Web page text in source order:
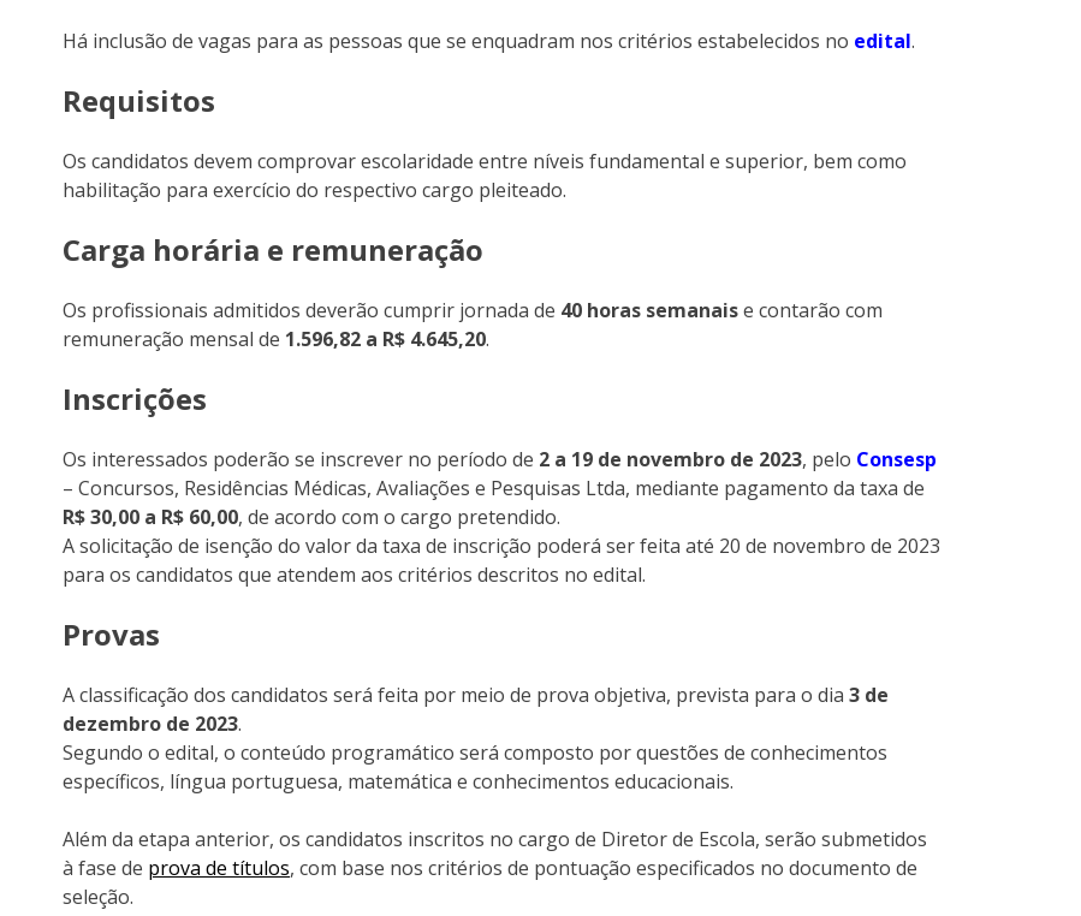
Há inclusão de vagas para as pessoas que se enquadram nos critérios estabelecidos no edital.
Requisitos
Os candidatos devem comprovar escolaridade entre níveis fundamental e superior, bem como
habilitação para exercício do respectivo cargo pleiteado.
Carga horária e remuneração
Os profissionais admitidos deverão cumprir jornada de 40 horas semanaise contarão com
remuneração mensal de 1.596,82 a R$ 4.645,20.
Inscrições
Os interessados poderão se inscrever no período de 2 a 19 de novembro de 2023, pelo Consesp
– Concursos, Residências Médicas, Avaliações e Pesquisas Ltda, mediante pagamento da taxa de
R$ 30,00 a R$ 60,00, de acordo com o cargo pretendido.
A solicitação de isenção do valor da taxa de inscrição poderá ser feita até 20 de novembro de 2023
para os candidatos que atendem aos critérios descritos no edital.
Provas
A classificação dos candidatos será feita por meio de prova objetiva, prevista para o dia 3 de
dezembro de 2023.
Segundo o edital, o conteúdo programático será composto por questões de conhecimentos
específicos, língua portuguesa, matemática e conhecimentos educacionais.
Além da etapa anterior, os candidatos inscritos no cargo de Diretor de Escola, serão submetidos
à fase de prova de títulos, com base nos critérios de pontuação especificados no documento de
seleção.